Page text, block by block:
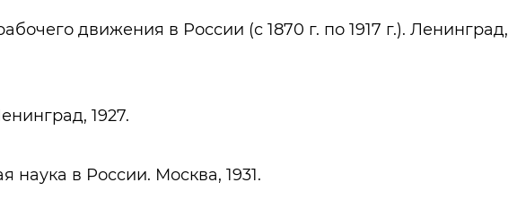
движения в России (с 1870 г. по 1917 г.). Ленинград,
1927.
наука в России. Москва, 1931.